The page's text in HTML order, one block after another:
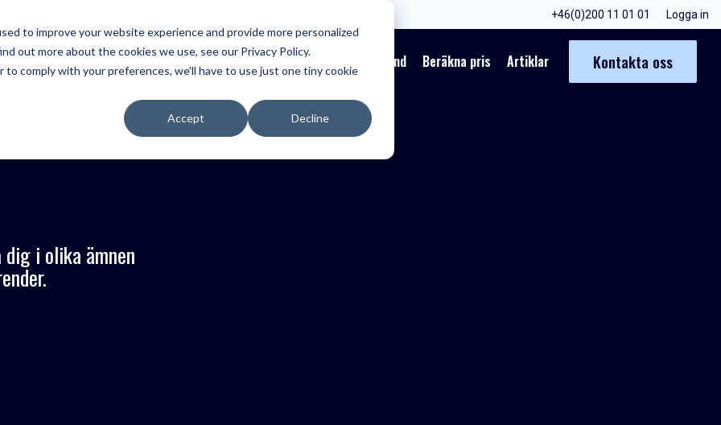
to improve your website experience and provide more personalized
out more about the cookies we use, see our Privacy Policy.
comply with your preferences, we'll have to use just one tiny cookie
Accept Decline
+46(0)200 11 01 01 Logga in
För vem Våra lösningar
Trio Omnichannel Contact Center
Bli vår kund Beräkna pris Artiklar Kontakta oss
i olika ämnen